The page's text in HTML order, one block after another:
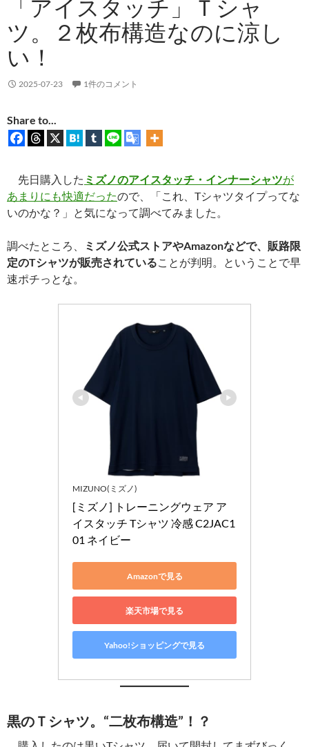
「アイスタッチ」Ｔシャ
ツ。２枚布構造なのに涼し
い！
2025-07-23 1件のコメント
Share to...
先日購入した ミズノのアイスタッチ・インナーシャツが
あまりにも快適だったので、「これ、Tシャツタイプってな
いのかな？」と気になって調べてみました。
調べたところ、
ミズノ公式ストアやAmazonなどで、販路限
定のTシャツが販売されていることが判明。ということで早
速ポチっとな。
MIZUNO(ミズノ)
[ミズノ] トレーニングウェア ア
イスタッチ Tシャツ 冷感 C2JAC1
01 ネイビー
Amazonで見る
楽天市場で見る
Yahoo!ショッピングで見る
黒のＴシャツ。“二枚布構造”！？